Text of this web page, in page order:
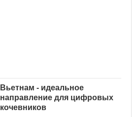
Вьетнам - идеальное
направление для цифровых
кочевников